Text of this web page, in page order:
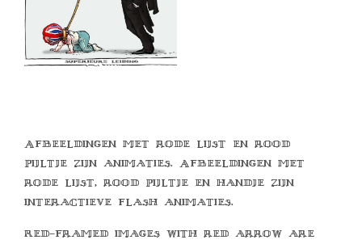
Afbeeldingen met rode lijst en rood
pijltje zijn animaties. Afbeeldingen met
rode lijst, rood pijltje en handje zijn
interactieve flash animaties.
Red-framed images with red arrow are